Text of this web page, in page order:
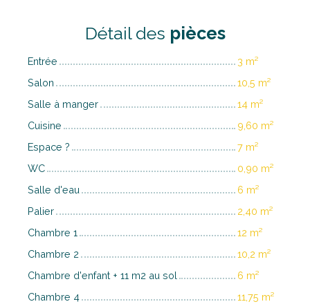
Détail des pièces
Entrée
3 m²
Salon
10,5 m²
Salle à manger
14 m²
Cuisine
9,60 m²
Espace ?
7 m²
WC
0,90 m²
Salle d'eau
6 m²
Palier
2,40 m²
Chambre 1
12 m²
Chambre 2
10,2 m²
Chambre d'enfant + 11 m2 au sol
6 m²
Chambre 4
11,75 m²